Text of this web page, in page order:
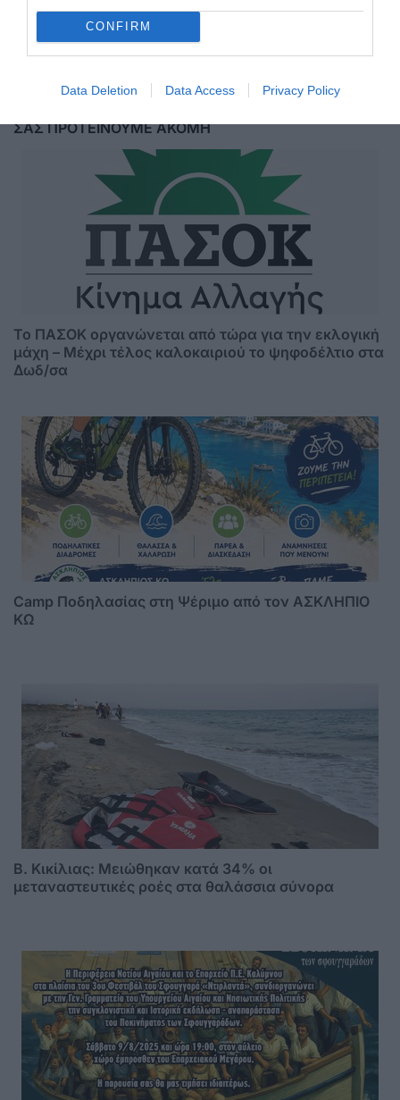
CONFIRM
Data Deletion Data Access Privacy Policy
Αποστολή
ΣΑΣ ΠΡΟΤΕΙΝΟΥΜΕ ΑΚΟΜΗ
Το ΠΑΣΟΚ οργανώνεται από τώρα για την εκλογική
μάχη – Μέχρι τέλος καλοκαιριού το ψηφοδέλτιο στα
Δωδ/σα
Camp Ποδηλασίας στη Ψέριμο από τον ΑΣΚΛΗΠΙΟ
ΚΩ
B. Κικίλιας: Μειώθηκαν κατά 34% οι
μεταναστευτικές ροές στα θαλάσσια σύνορα